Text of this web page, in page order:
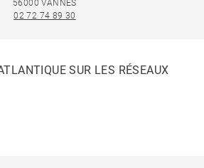
56000 VANNES
02 72 74 89 30
SUR LES RÉSEAUX